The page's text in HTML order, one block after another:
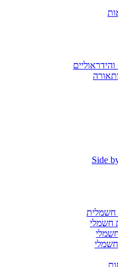
חשמלי
חשמלי